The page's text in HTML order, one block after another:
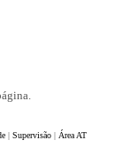
| Supervisão| Área AT